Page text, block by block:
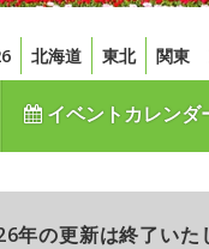
北海道 東北 関東
イベントカレンダ
年の更新は終了いた